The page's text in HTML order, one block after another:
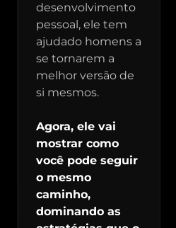
desenvolvimento
pessoal, ele tem
ajudado homens a
se tornarem a
melhor versão de
si mesmos.
Agora, ele vai
mostrar como
você pode seguir
o mesmo
caminho,
dominando as